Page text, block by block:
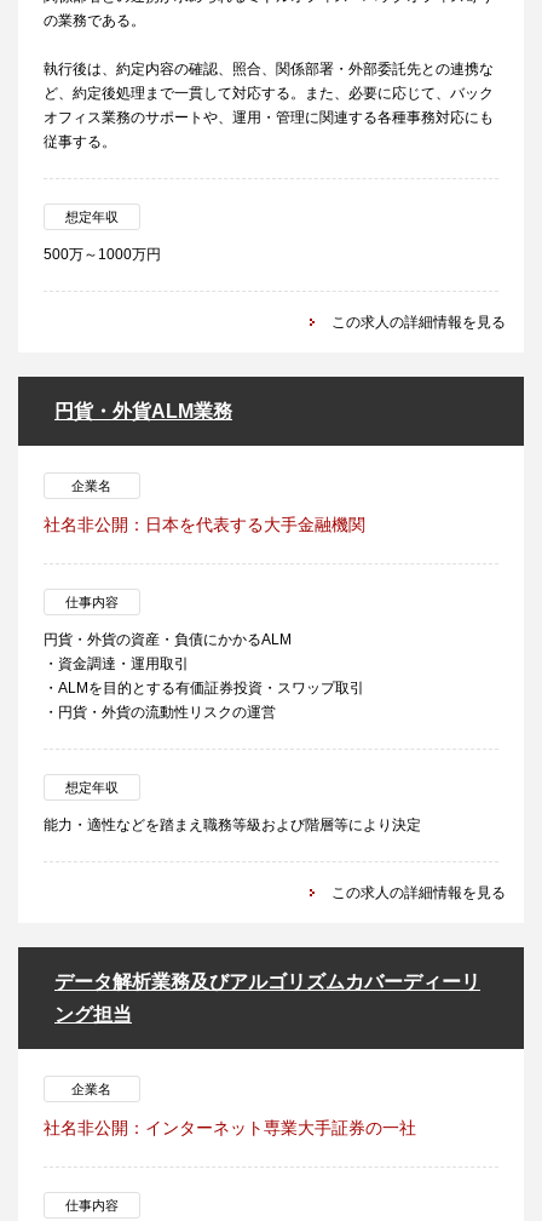
の業務である。
執行後は、約定内容の確認、照合、関係部署・外部委託先との連携な
ど、約定後処理まで一貫して対応する。また、必要に応じて、バック
オフィス業務のサポートや、運用・管理に関連する各種事務対応にも
従事する。
想定年収
500万～1000万円
この求人の詳細情報を見る
円貨・外貨ALM業務
企業名
社名非公開：日本を代表する大手金融機関
仕事内容
円貨・外貨の資産・負債にかかるALM
・資金調達・運用取引
・ALMを目的とする有価証券投資・スワップ取引
・円貨・外貨の流動性リスクの運営
想定年収
能力・適性などを踏まえ職務等級および階層等により決定
この求人の詳細情報を見る
データ解析業務及びアルゴリズムカバーディーリ
ング担当
企業名
社名非公開：インターネット専業大手証券の一社
仕事内容